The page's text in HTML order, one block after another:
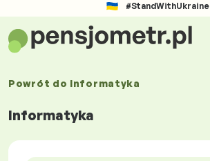
#StandWithUkraine
Powrót do Informatyka
Informatyka